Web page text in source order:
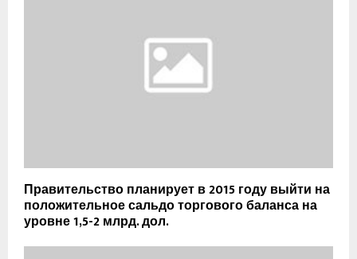
Правительство планирует в 2015 году выйти на
положительное сальдо торгового баланса на
уровне 1,5-2 млрд. дол.